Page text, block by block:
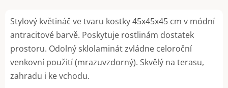
Stylový květináč ve tvaru kostky 45x45x45 cm v módní
antracitové barvě. Poskytuje rostlinám dostatek
prostoru. Odolný sklolaminát zvládne celoroční
venkovní použití (mrazuvzdorný). Skvělý na terasu,
zahradu i ke vchodu.